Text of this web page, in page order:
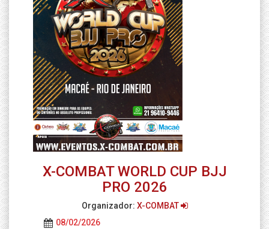
X-COMBAT WORLD CUP BJJ
PRO 2026
Organizador: X-COMBAT
08/02/2026